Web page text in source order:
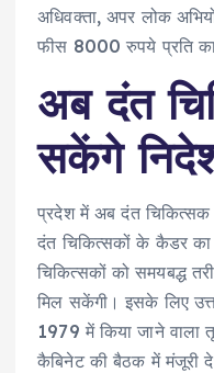
अधिवक्ता, अपर लोक
फीस 8000 रुपये प्रति
अब दंत
सकेंगे
प्रदेश में अब दंत
दंत चिकित्सकों के कैडर का
चिकित्सकों को समयबद्ध
मिल सकेंगी। इसके लिए
1979 में किया जाने वाला
कैबिनेट की बैठक में मंजूरी दे